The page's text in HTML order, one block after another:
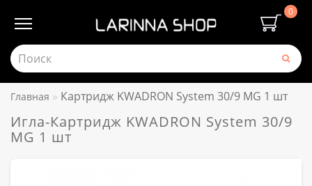
0
Главная Картридж KWADRON System 30/9 MG 1 шт
Игла-Картридж KWADRON System 30/9
MG 1 шт